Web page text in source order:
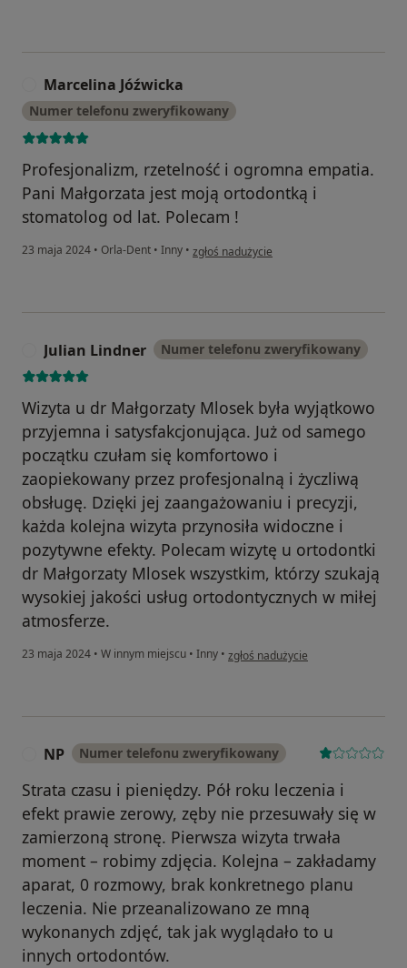
Marcelina Jóźwicka
Numer telefonu zweryfikowany
Profesjonalizm, rzetelność i ogromna empatia.
Pani Małgorzata jest moją ortodontką i
stomatolog od lat. Polecam !
23 maja 2024 • Orla-Dent • Inny • w opinii użytkownika Marcelina Jóźwicka
zgłoś nadużycie
Julian Lindner Numer telefonu zweryfikowany
Wizyta u dr Małgorzaty Mlosek była wyjątkowo
przyjemna i satysfakcjonująca. Już od samego
początku czułam się komfortowo i
zaopiekowany przez profesjonalną i życzliwą
obsługę. Dzięki jej zaangażowaniu i precyzji,
każda kolejna wizyta przynosiła widoczne i
pozytywne efekty. Polecam wizytę u ortodontki
dr Małgorzaty Mlosek wszystkim, którzy szukają
wysokiej jakości usług ortodontycznych w miłej
atmosferze.
23 maja 2024 • W innym miejscu • Inny • w opinii użytkownika Julian Lindner
zgłoś nadużycie
NP Numer telefonu zweryfikowany
Strata czasu i pieniędzy. Pół roku leczenia i
efekt prawie zerowy, zęby nie przesuwały się w
zamierzoną stronę. Pierwsza wizyta trwała
moment – robimy zdjęcia. Kolejna – zakładamy
aparat, 0 rozmowy, brak konkretnego planu
leczenia. Nie przeanalizowano ze mną
wykonanych zdjęć, tak jak wyglądało to u
innych ortodontów.